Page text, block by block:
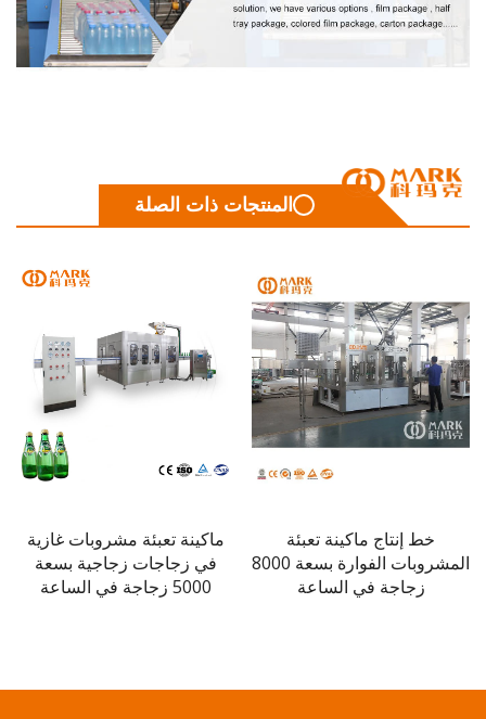
المنتجات ذات الصلة
خط إنتاج ماكينة تعبئة
المشروبات الفوارة بسعة 8000
زجاجة في الساعة
ماكينة تعبئة مشروبات غازية
في زجاجات زجاجية بسعة
آلة